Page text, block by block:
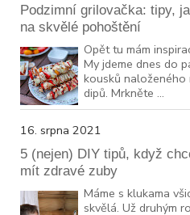
Podzimní grilovačka: tipy,
na skvělé pohoštění
Opět tu mám
My jdeme dnes do
kousků naloženého
dipů. Mrkněte ...
16. srpna 2021
5 (nejen) DIY tipů, když
mít zdravé zuby
Máme s klukama
skvělá. Už druhým